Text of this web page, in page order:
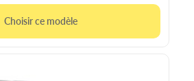
Choisir ce modèle